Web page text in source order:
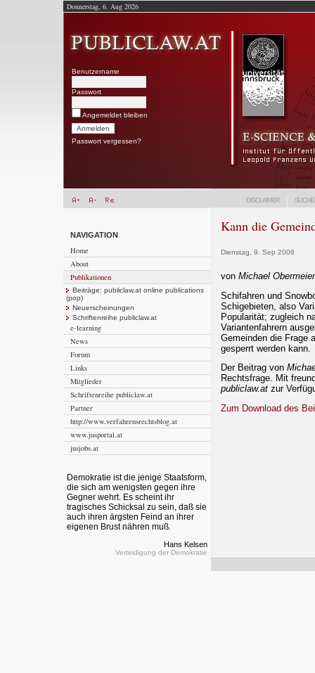
Donnerstag, 6. Aug 2026
Benutzername
Passwort
Angemeldet bleiben
Passwort vergessen?
DISCLAIMER SUCHE
NAVIGATION
Home
About
Publikationen
Beiträge: publiclaw.at online publications
(pop)
Neuerscheinungen
Schriftenreihe publiclaw.at
e-learning
News
Forum
Links
Mitglieder
Schriftenreihe publiclaw.at
Partner
http://www.verfahrensrechtsblog.at
www.jusportal.at
jusjobs.at
Demokratie ist die jenige Staatsform,
die sich am wenigsten gegen ihre
Gegner wehrt. Es scheint ihr
tragisches Schicksal zu sein, daß sie
auch ihren ärgsten Feind an ihrer
eigenen Brust nähren muß.
Hans Kelsen
Verteidigung der Demokratie
Kann die
Dienstag, 9. Sep 2008
von Michael Obermeier
Schifahren und
Schigebieten, also
Popularität; zugleich
Variantenfahrern
Gemeinden die Frage
gesperrt werden kann.
Der Beitrag von
Rechtsfrage. Mit
publiclaw.at zur
Zum Download des